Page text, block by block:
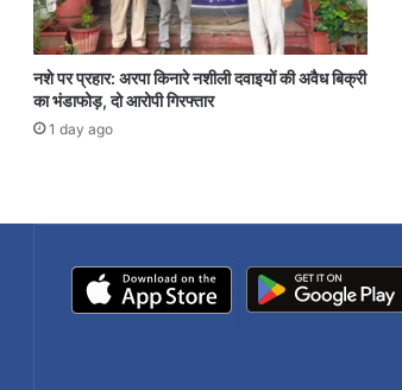
नशे पर प्रहार: अरपा किनारे नशीली दवाइयों की अवैध बिक्री
का भंडाफोड़, दो आरोपी गिरफ्तार
1 day ago